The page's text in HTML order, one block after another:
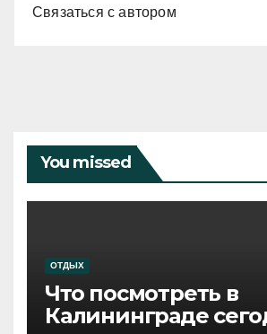
Связаться с автором
You missed
ОТДЫХ
Что посмотреть в
Калининграде